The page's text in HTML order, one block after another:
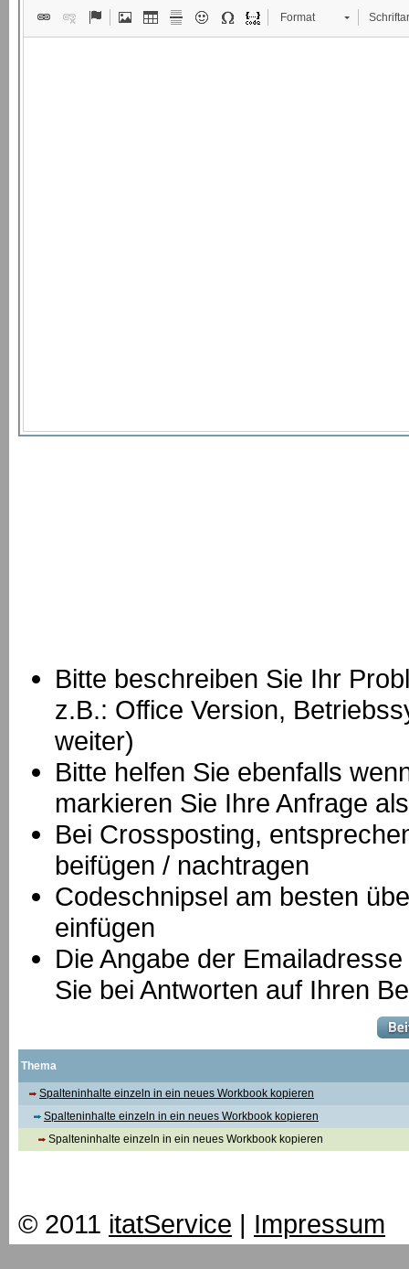
Format
Bitte beschreiben Sie Ihr
z.B.: Office Version,
weiter)
Bitte helfen Sie ebenfalls
markieren Sie Ihre Anfrage
Bei Crossposting,
beifügen / nachtragen
Codeschnipsel am besten
einfügen
Die Angabe der
Sie bei Antworten auf Ihren
Thema
Spalteninhalte einzeln in ein neues Workbook kopieren
Spalteninhalte einzeln in ein neues Workbook kopieren
Spalteninhalte einzeln in ein neues Workbook kopieren
© 2011 itatService | Impressum